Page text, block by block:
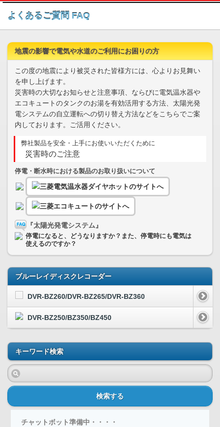
このページの本文へ
よくあるご質問 FAQ
地震の影響で電気や水道のご利用にお困りの方
この度の地震により被災された皆様方には、心よりお見舞い
を申し上げます。
災害時の大切なお知らせと注意事項、ならびに電気温水器や
エコキュートのタンクのお湯を有効活用する方法、太陽光発
電システムの自立運転への切り替え方法などをこちらでご案
内しております。ご活用ください。
弊社製品を安全・上手にお使いいただくために
災害時のご注意
停電・断水時における製品のお取り扱いについて
『太陽光発電システム』
停電になると、どうなりますか？また、停電時にも電気は
使えるのですか？
ブルーレイディスクレコーダー
DVR-BZ260/DVR-BZ265/DVR-BZ360
DVR-BZ250/BZ350/BZ450
キーワード検索
検索する
チャットボット準備中・・・・